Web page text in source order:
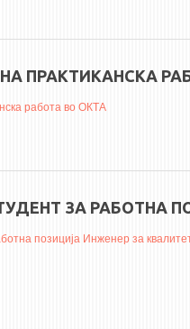
ПРАКТИКАНСКА
работа во ОКТА
ЗА РАБОТНА
позиција Инженер за